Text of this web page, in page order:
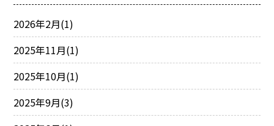
2026年2月(1)
2025年11月(1)
2025年10月(1)
2025年9月(3)